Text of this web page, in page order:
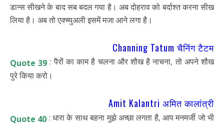
डान्स सीखने के बाद सब बदल गया है। अब दोहराव को बर्दाश्त करना सीख
लिया है। अब तो एक्च्युअली इसमें मजा आने लगा है।
Channing Tatum चैनिंग टैटम
Quote 39 : पैरों का काम है चलना और शौख है नाचना, तो अपने शौख
पुरे किया करो।
Amit Kalantri अमित कालांत्री
Quote 40 : धारा के साथ बहना मुझे अच्छा लगता है, आप मनमर्जी जो भी